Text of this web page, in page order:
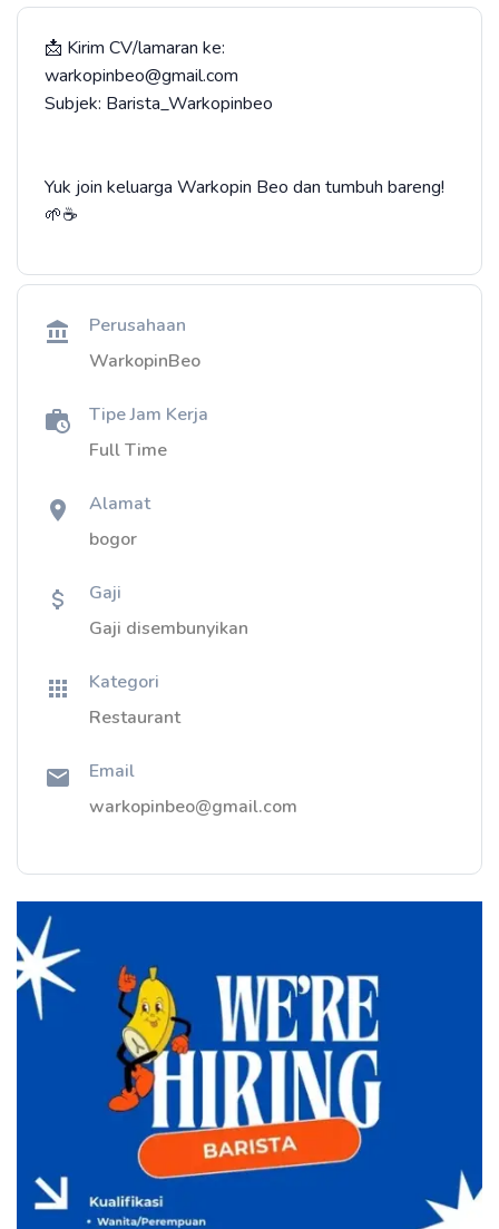
📩 Kirim CV/lamaran ke:
warkopinbeo@gmail.com
Subjek: Barista_Warkopinbeo
Yuk join keluarga Warkopin Beo dan tumbuh bareng!
🌱☕
Perusahaan
WarkopinBeo
Tipe Jam Kerja
Full Time
Alamat
bogor
Gaji
Gaji disembunyikan
Kategori
Restaurant
Email
warkopinbeo@gmail.com